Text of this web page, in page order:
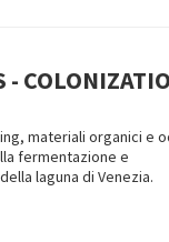
-
materiali organici e
fermentazione e
laguna di Venezia.